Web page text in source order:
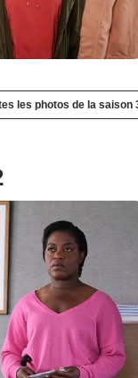
les photos de la saison